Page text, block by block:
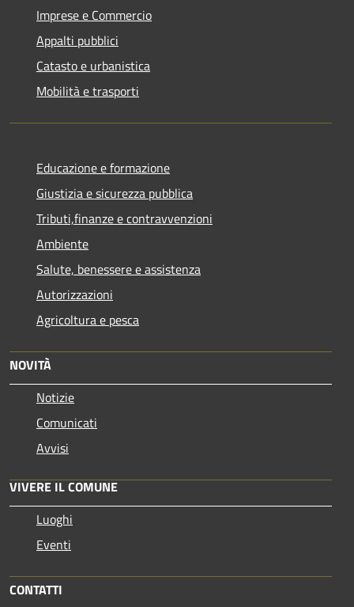
Imprese e Commercio
Appalti pubblici
Catasto e urbanistica
Mobilità e trasporti
Educazione e formazione
Giustizia e sicurezza pubblica
Tributi,finanze e contravvenzioni
Ambiente
Salute, benessere e assistenza
Autorizzazioni
Agricoltura e pesca
NOVITÀ
Notizie
Comunicati
Avvisi
VIVERE IL COMUNE
Luoghi
Eventi
CONTATTI